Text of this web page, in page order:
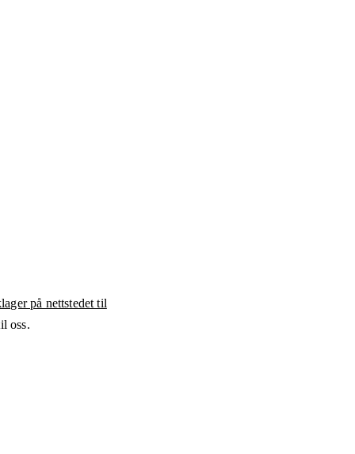
på nettstedet til
oss.